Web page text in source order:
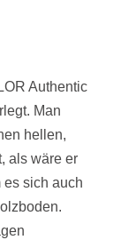
Authentic
Man
hellen,
als wäre er
sich auch